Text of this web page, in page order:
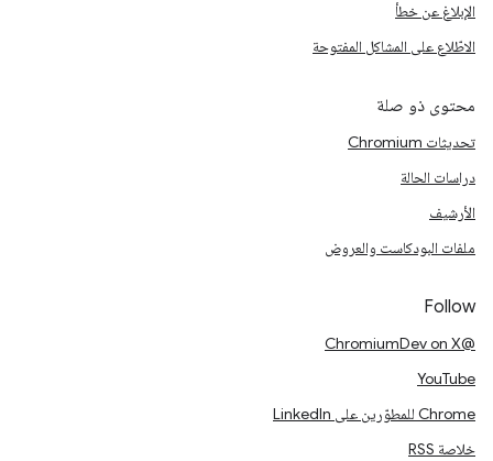
الإبلاغ عن خطأ
الاطّلاع على المشاكل المفتوحة
محتوى ذو صلة
تحديثات Chromium
دراسات الحالة
الأرشيف
ملفات البودكاست والعروض
Follow
@ChromiumDev on X
YouTube
Chrome للمطوّرين على LinkedIn
خلاصة RSS